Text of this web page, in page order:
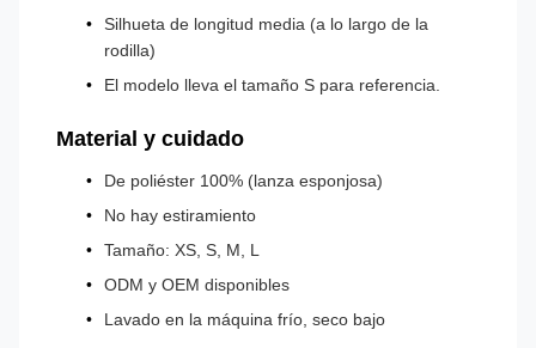
Silhueta de longitud media (a lo largo de la
rodilla)
El modelo lleva el tamaño S para referencia.
Material y cuidado
De poliéster 100% (lanza esponjosa)
No hay estiramiento
Tamaño: XS, S, M, L
ODM y OEM disponibles
Lavado en la máquina frío, seco bajo